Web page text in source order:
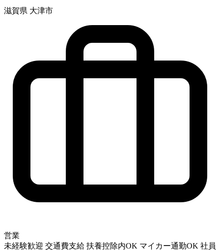
滋賀県 大津市
営業
未経験歓迎 交通費支給 扶養控除内OK マイカー通勤OK 社員